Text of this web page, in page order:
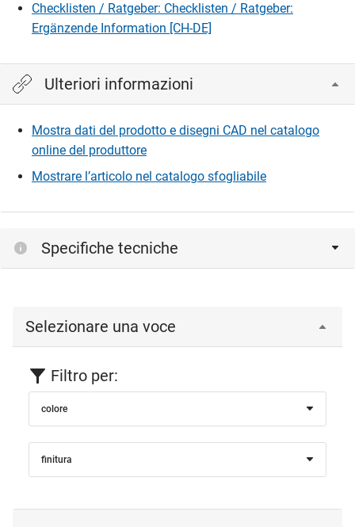
Checklisten / Ratgeber: Checklisten / Ratgeber:
Ergänzende Information [CH-DE]
Ulteriori informazioni
Mostra dati del prodotto e disegni CAD nel catalogo
online del produttore
Mostrare l’articolo nel catalogo sfogliabile
Specifiche tecniche
Selezionare una voce
Filtro per:
colore
finitura